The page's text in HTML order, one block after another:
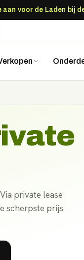
voor de Laden bij
private lease
scherpste prijs